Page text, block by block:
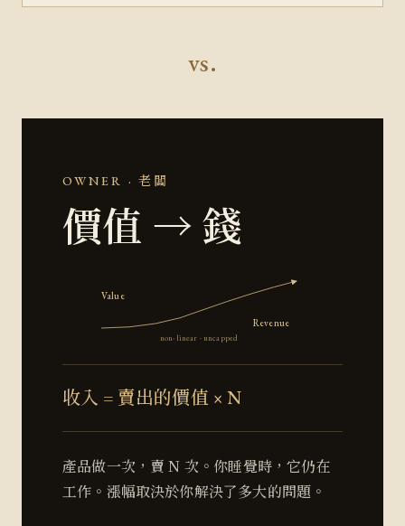
vs.
OWNER · 老闆
價值 → 錢
Value
Revenue
non-linear · uncapped
收入 = 賣出的價值 × N
產品做一次，賣 N 次。你睡覺時，它仍在
工作。漲幅取決於你解決了多大的問題。